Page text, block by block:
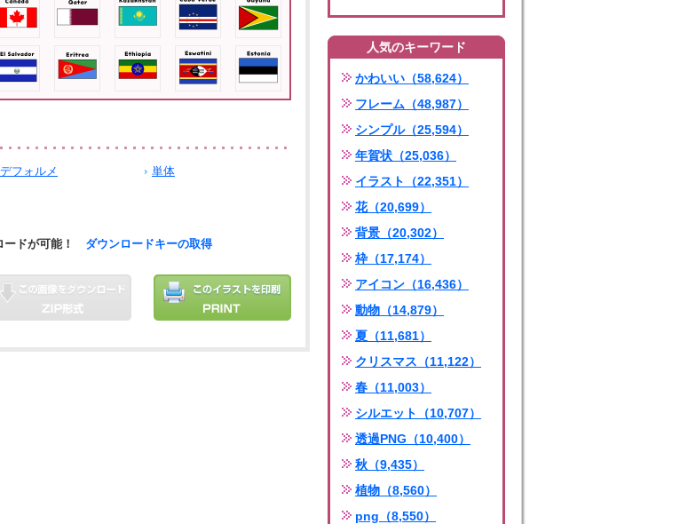
デフォルメ
単体
ードが可能！ ダウンロードキーの取得
人気のキーワード
かわいい（58,624）
フレーム（48,987）
シンプル（25,594）
年賀状（25,036）
イラスト（22,351）
花（20,699）
背景（20,302）
枠（17,174）
アイコン（16,436）
動物（14,879）
夏（11,681）
クリスマス（11,122）
春（11,003）
シルエット（10,707）
透過PNG（10,400）
秋（9,435）
植物（8,560）
png（8,550）